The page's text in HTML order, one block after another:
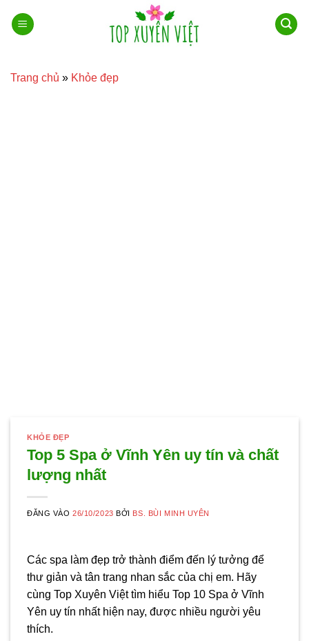
qua
Trang chủ » Khỏe đẹp
KHỎE ĐẸP
Top 5 Spa ở Vĩnh Yên uy tín và chất
lượng nhất
ĐĂNG VÀO26/10/2023 BỞI BS. BÙI MINH UYÊN
Các spa làm đẹp trở thành điểm đến lý tưởng để
thư giản và tân trang nhan sắc của chị em. Hãy
cùng Top Xuyên Việt tìm hiểu Top 10 Spa ở Vĩnh
Yên uy tín nhất hiện nay, được nhiều người yêu
thích.